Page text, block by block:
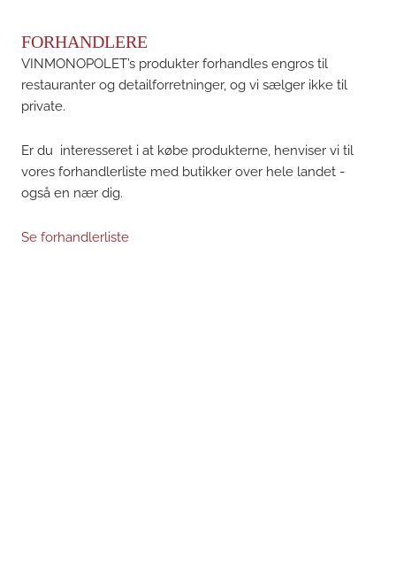
FORHANDLERE
VINMONOPOLET’s produkter forhandles engros til
restauranter og detailforretninger, og vi sælger ikke til
private.
Er du interesseret i at købe produkterne, henviser vi til
vores forhandlerliste med butikker over hele landet -
også en nær dig.
Se forhandlerliste